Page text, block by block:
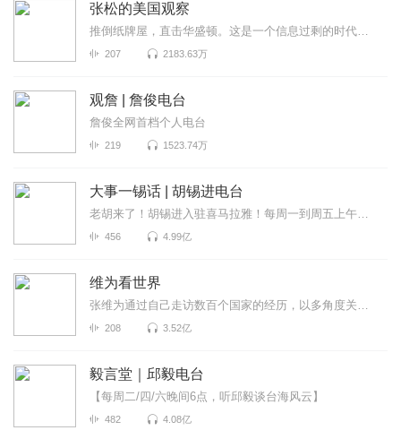
张松的美国观察
推倒纸牌屋，直击华盛顿。这是一个信息过剩的时代，也是一个真相迷离的时代。美国既是中国发展最重要的...
207 2183.63万
观詹 | 詹俊电台
詹俊全网首档个人电台
219 1523.74万
大事一锡话 | 胡锡进电台
老胡来了！胡锡进入驻喜马拉雅！每周一到周五上午喜马拉雅独家呈现，胡锡进为全网听众拨开重重迷雾，听...
456 4.99亿
维为看世界
张维为通过自己走访数百个国家的经历，以多角度关注世界政局变化，跟进社会热门话题，见微知著的分析国...
208 3.52亿
毅言堂｜邱毅电台
【每周二/四/六晚间6点，听邱毅谈台海风云】
482 4.08亿